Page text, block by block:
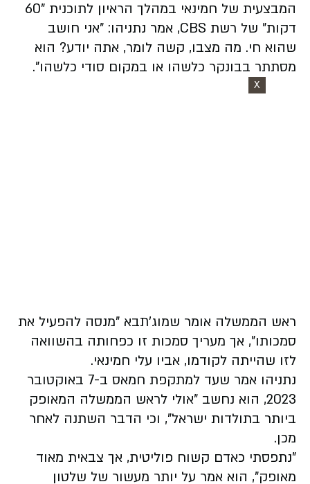
המבצעית של חמינאי במהלך הראיון לתוכנית "60
דקות" של רשת CBS, אמר נתניהו: "אני חושב
שהוא חי. מה מצבו, קשה לומר, אתה יודע? הוא
מסתתר בבונקר כלשהו או במקום סודי כלשהו".
X
ראש הממשלה אומר שמוג'תבא "מנסה להפעיל את
סמכותו", אך מעריך סמכות זו כפחותה בהשוואה
לזו שהייתה לקודמו, אביו עלי חמינאי.
נתניהו אמר שעד למתקפת חמאס ב-7 באוקטובר
2023, הוא נחשב "אולי לראש הממשלה המאופק
ביותר בתולדות ישראל", וכי הדבר השתנה לאחר
מכן.
"נתפסתי כאדם קשוח פוליטית, אך צבאית מאוד
מאופק", הוא אמר על יותר מעשור של שלטון